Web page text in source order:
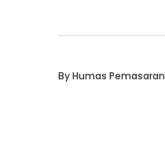
ByHumas Pemasaran